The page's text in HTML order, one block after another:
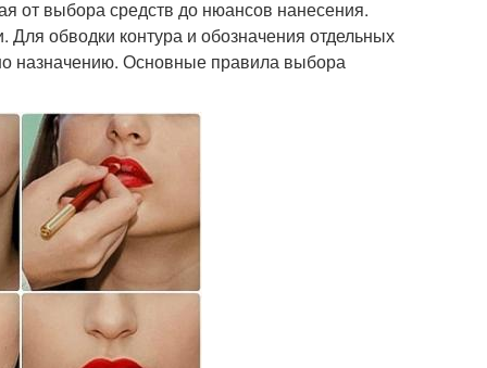
от выбора средств до нюансов нанесения.
обводки контура и обозначения отдельных
назначению. Основные правила выбора